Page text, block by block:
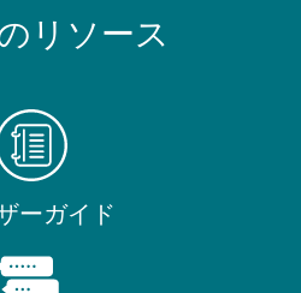
リソース
ーガイド